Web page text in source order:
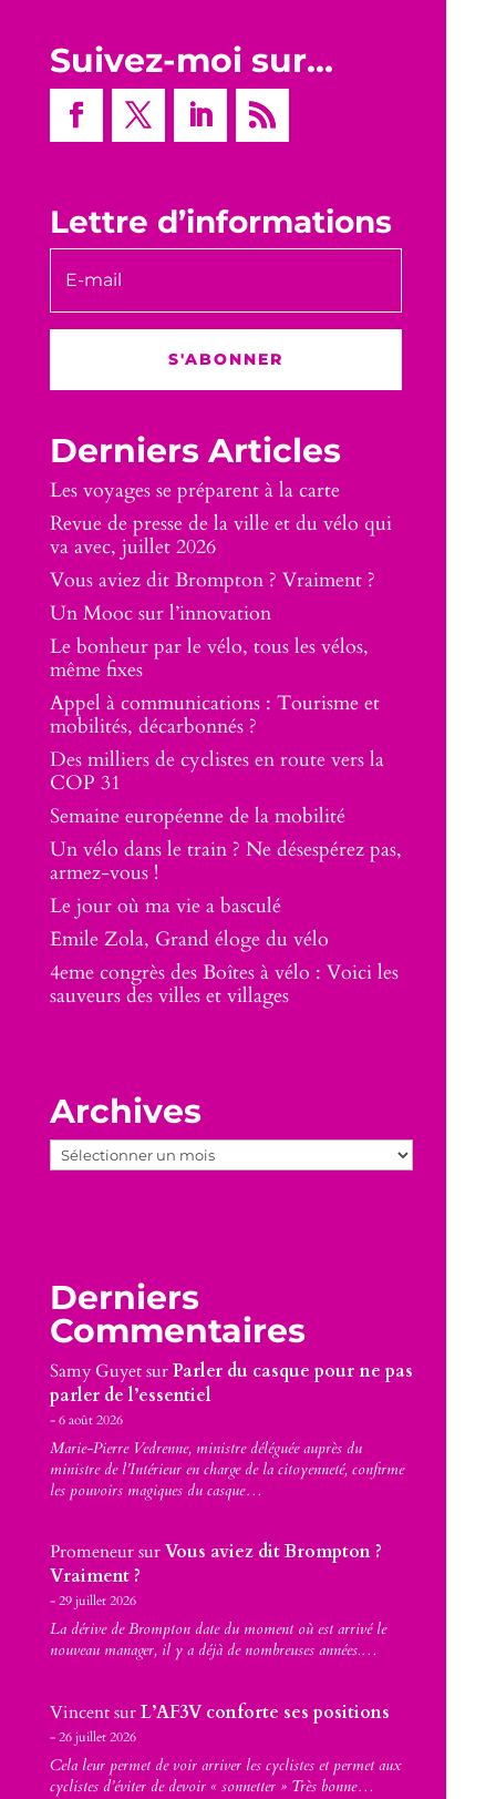
Suivez-moi sur…
Lettre d’informations
S'ABONNER
Derniers Articles
Les voyages se préparent à la carte
Revue de presse de la ville et du vélo qui
va avec, juillet 2026
Vous aviez dit Brompton ? Vraiment ?
Un Mooc sur l’innovation
Le bonheur par le vélo, tous les vélos,
même fixes
Appel à communications : Tourisme et
mobilités, décarbonnés ?
Des milliers de cyclistes en route vers la
COP 31
Semaine européenne de la mobilité
Un vélo dans le train ? Ne désespérez pas,
armez-vous !
Le jour où ma vie a basculé
Emile Zola, Grand éloge du vélo
4eme congrès des Boîtes à vélo : Voici les
sauveurs des villes et villages
Archives
Archives
Derniers
Commentaires
Samy GuyetsurParler du casque pour ne pas
parler de l’essentiel
6 août 2026
Marie-Pierre Vedrenne, ministre déléguée auprès du
ministre de l’Intérieur en charge de la citoyenneté, confirme
les pouvoirs magiques du casque…
PromeneursurVous aviez dit Brompton ?
Vraiment ?
29 juillet 2026
La dérive de Brompton date du moment où est arrivé le
nouveau manager, il y a déjà de nombreuses années.…
VincentsurL’AF3V conforte ses positions
26 juillet 2026
Cela leur permet de voir arriver les cyclistes et permet aux
cyclistes d’éviter de devoir « sonnetter » Très bonne…